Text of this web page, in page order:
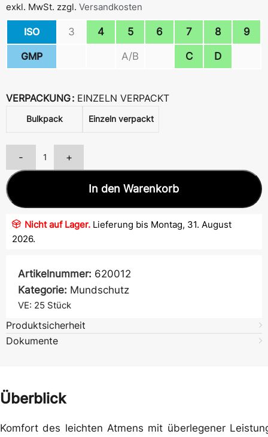
exkl. MwSt. zzgl. Versandkosten
ISO 3 4 5 6 7 8 9
GMP A/B C D
VERPACKUNG EINZELN VERPACKT
Bulkpack Einzeln verpackt
- +
In den Warenkorb
Nicht auf Lager. Lieferung bis Montag, 31. August
2026.
Artikelnummer: 620012
Kategorie: Mundschutz
VE: 25 Stück
Produktsicherheit
Dokumente
Überblick
Komfort des leichten Atmens mit überlegener